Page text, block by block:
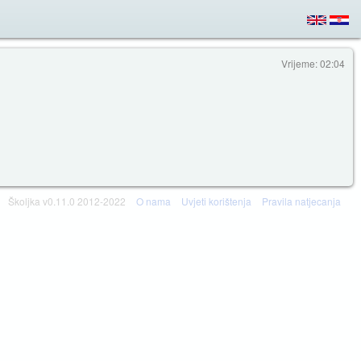
Vrijeme: 02:04
Školjka v0.11.0 2012-2022 O nama Uvjeti korištenja Pravila natjecanja